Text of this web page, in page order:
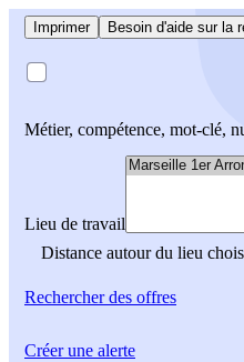
Imprimer Besoin d'aide sur la
Métier, compétence, mot-clé,
Lieu de travail
Distance autour du lieu
Rechercherdes offres
Créer une alerte